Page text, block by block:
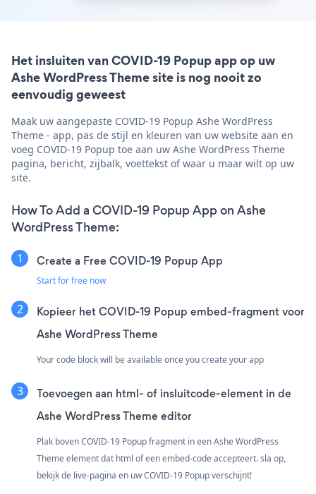
Het insluiten van COVID-19 Popup app op uw
Ashe WordPress Theme site is nog nooit zo
eenvoudig geweest
Maak uw aangepaste COVID-19 Popup Ashe WordPress
Theme - app, pas de stijl en kleuren van uw website aan en
voeg COVID-19 Popup toe aan uw Ashe WordPress Theme
pagina, bericht, zijbalk, voettekst of waar u maar wilt op uw
site.
How To Add a COVID-19 Popup App on Ashe
WordPress Theme:
Create a Free COVID-19 Popup App
Start for free now
Kopieer het COVID-19 Popup embed-fragment voor
Ashe WordPress Theme
Your code block will be available once you create your app
Toevoegen aan html- of insluitcode-element in de
Ashe WordPress Theme editor
Plak boven COVID-19 Popup fragment in een Ashe WordPress
Theme element dat html of een embed-code accepteert. sla op,
bekijk de live-pagina en uw COVID-19 Popup verschijnt!